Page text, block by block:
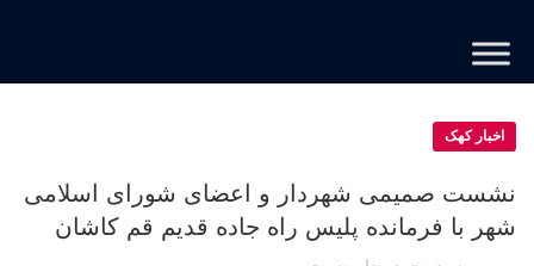
اخبار کهک
نشست صمیمی شهردار و اعضای شورای اسلامی
شهر با فرمانده پلیس راه جاده قدیم قم کاشان